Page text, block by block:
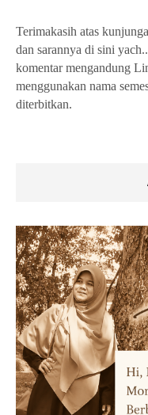
Terimakasih atas
dan sarannya di sini
komentar mengandung
menggunakan nama
diterbitkan.